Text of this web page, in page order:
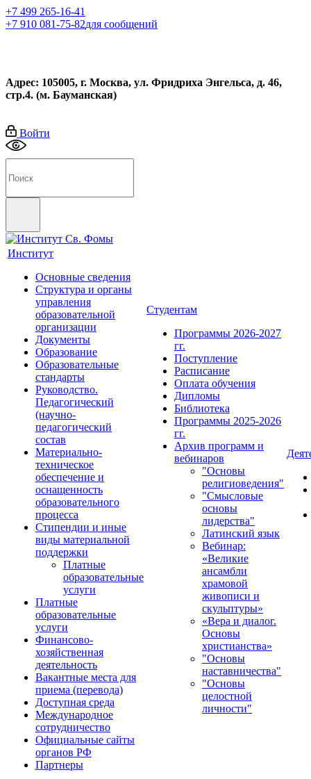
+7 499 265-16-41
+7 910 081-75-82для сообщений
Адрес: 105005, г. Москва, ул. Фридриха Энгельса, д. 46,
стр.4. (м. Бауманская)
Войти
Институт
Основные сведения
Структура и органы
управления
образовательной
организации
Документы
Образование
Образовательные
стандарты
Руководство.
Педагогический
(научно-
педагогический
состав
Материально-
техническое
обеспечение и
оснащенность
образовательного
процесса
Стипендии и иные
виды материальной
поддержки
Платные
образовательные
услуги
Платные
образовательные
услуги
Финансово-
хозяйственная
деятельность
Вакантные места для
приема (перевода)
Доступная среда
Международное
сотрудничество
Официальные сайты
органов РФ
Партнеры
Студентам
Программы 2026-2027
гг.
Поступление
Расписание
Оплата обучения
Дипломы
Библиотека
Программы 2025-2026
гг.
Архив программ и
вебинаров
"Основы
религиоведения"
"Смысловые
основы
лидерства"
Латинский язык
Вебинар:
«Великие
ансамбли
храмовой
живописи и
скульптуры»
«Вера и диалог.
Основы
христианства»
"Основы
наставничества"
"Основы
целостной
личности"